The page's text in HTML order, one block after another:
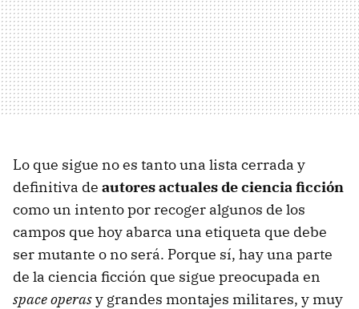
Lo que sigue no es tanto una lista cerrada y
definitiva de autores actuales de ciencia ficción
como un intento por recoger algunos de los
campos que hoy abarca una etiqueta que debe
ser mutante o no será. Porque sí, hay una parte
de la ciencia ficción que sigue preocupada en
space operasy grandes montajes militares, y muy